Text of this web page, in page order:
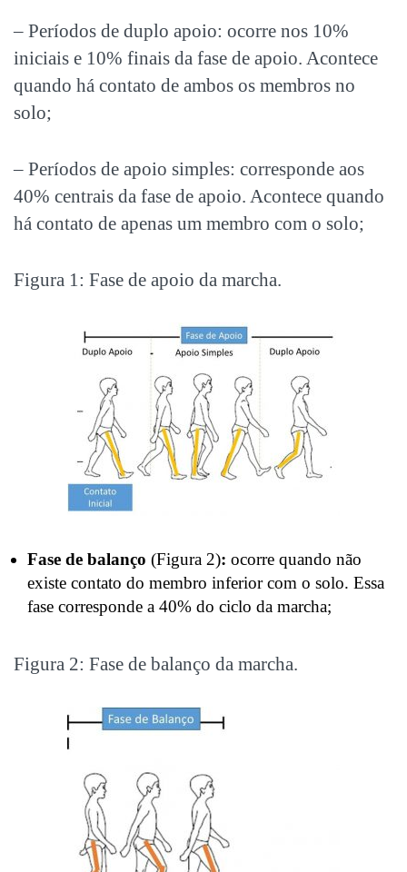
– Períodos de duplo apoio: ocorre nos 10%
iniciais e 10% finais da fase de apoio. Acontece
quando há contato de ambos os membros no
solo;
– Períodos de apoio simples: corresponde aos
40% centrais da fase de apoio. Acontece quando
há contato de apenas um membro com o solo;
Figura 1: Fase de apoio da marcha.
Fase de balanço (Figura 2): ocorre quando não
existe contato do membro inferior com o solo. Essa
fase corresponde a 40% do ciclo da marcha;
Figura 2: Fase de balanço da marcha.